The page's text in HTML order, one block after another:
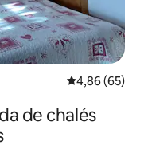
4,86 de uma
4,86 (65)
de chalés